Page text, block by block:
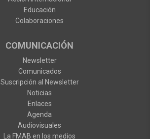
Educación
Colaboraciones
COMUNICACIÓN
Newsletter
Comunicados
Suscripción al Newsletter
Noticias
Enlaces
Agenda
Audiovisuales
La FMAB en los medios